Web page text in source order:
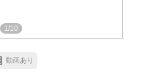
1/10
動画あり